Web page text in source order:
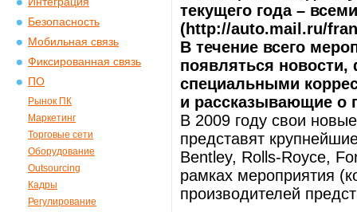
Безопасность
Мобильная связь
Фиксированная связь
ПО
Рынок ПК
Маркетинг
Торговые сети
Оборудование
Outsourcing
Кадры
Регулирование
текущего года –
(http://auto.mail.ru/
В течение всего
появляться
специальными
и рассказывающие о
В 2009 году свои
представят
Bentley, Rolls-Royce,
рамках мероприятия
производителей